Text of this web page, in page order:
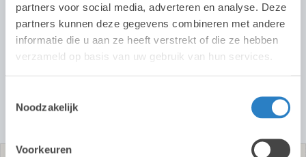
partners voor social media, adverteren en analyse. Deze
partners kunnen deze gegevens combineren met andere
informatie die u aan ze heeft verstrekt of die ze hebben
verzameld op basis van uw gebruik van hun services.
Noodzakelijk
Voorkeuren
Neem contact op